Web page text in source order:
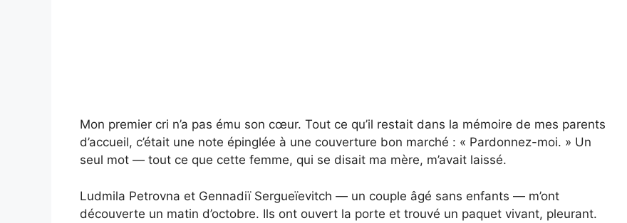
Mon premier cri n’a pas ému son cœur. Tout ce qu’il restait dans la mémoire de mes parents
d’accueil, c’était une note épinglée à une couverture bon marché : « Pardonnez-moi. » Un
seul mot — tout ce que cette femme, qui se disait ma mère, m’avait laissé.
Ludmila Petrovna et Gennadiï Sergueïevitch — un couple âgé sans enfants — m’ont
découverte un matin d’octobre. Ils ont ouvert la porte et trouvé un paquet vivant, pleurant.